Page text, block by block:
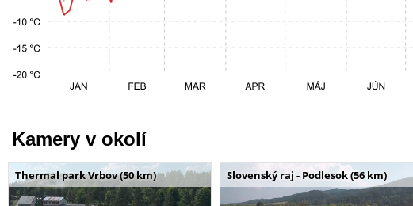
Kamery v okolí
Thermal park Vrbov (50 km) Slovenský raj - Podlesok (56 km)